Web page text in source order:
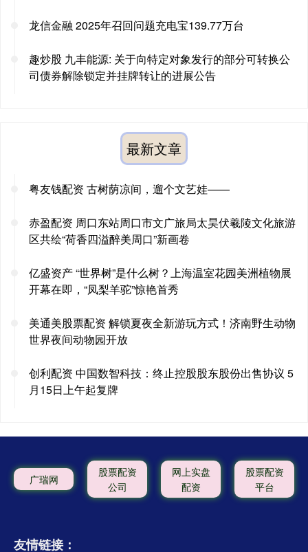
龙信金融 2025年召回问题充电宝139.77万台
趣炒股 九丰能源: 关于向特定对象发行的部分可转换公
司债券解除锁定并挂牌转让的进展公告
最新文章
粤友钱配资 古树荫凉间，遛个文艺娃——
赤盈配资 周口东站周口市文广旅局太昊伏羲陵文化旅游
区共绘“荷香四溢醉美周口”新画卷
亿盛资产 “世界树”是什么树？上海温室花园美洲植物展
开幕在即，“凤梨羊驼”惊艳首秀
美通美股票配资 解锁夏夜全新游玩方式！济南野生动物
世界夜间动物园开放
创利配资 中国数智科技：终止控股股东股份出售协议 5
月15日上午起复牌
广瑞网
股票配资
公司
网上实盘
配资
股票配资
平台
友情链接：